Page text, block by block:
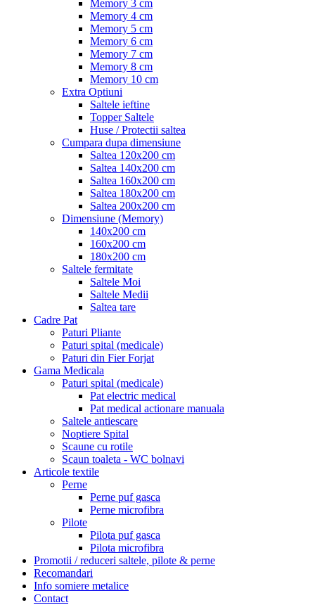
Memory 3 cm
Memory 4 cm
Memory 5 cm
Memory 6 cm
Memory 7 cm
Memory 8 cm
Memory 10 cm
Extra Optiuni
Saltele ieftine
Topper Saltele
Huse / Protectii saltea
Cumpara dupa dimensiune
Saltea 120x200 cm
Saltea 140x200 cm
Saltea 160x200 cm
Saltea 180x200 cm
Saltea 200x200 cm
Dimensiune (Memory)
140x200 cm
160x200 cm
180x200 cm
Saltele fermitate
Saltele Moi
Saltele Medii
Saltea tare
Cadre Pat
Paturi Pliante
Paturi spital (medicale)
Paturi din Fier Forjat
Gama Medicala
Paturi spital (medicale)
Pat electric medical
Pat medical actionare manuala
Saltele antiescare
Noptiere Spital
Scaune cu rotile
Scaun toaleta - WC bolnavi
Articole textile
Perne
Perne puf gasca
Perne microfibra
Pilote
Pilota puf gasca
Pilota microfibra
Promotii / reduceri saltele, pilote & perne
Recomandari
Info somiere metalice
Contact